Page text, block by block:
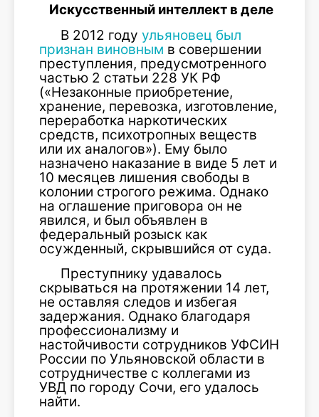
Искусственный интеллект в деле
В 2012 году ульяновец был
признан виновным в совершении
преступления, предусмотренного
частью 2 статьи 228 УК РФ
(«Незаконные приобретение,
хранение, перевозка, изготовление,
переработка наркотических
средств, психотропных веществ
или их аналогов»). Ему было
назначено наказание в виде 5 лет и
10 месяцев лишения свободы в
колонии строгого режима. Однако
на оглашение приговора он не
явился, и был объявлен в
федеральный розыск как
осужденный, скрывшийся от суда.
Преступнику удавалось
скрываться на протяжении 14 лет,
не оставляя следов и избегая
задержания. Однако благодаря
профессионализму и
настойчивости сотрудников УФСИН
России по Ульяновской области в
сотрудничестве с коллегами из
УВД по городу Сочи, его удалось
найти.